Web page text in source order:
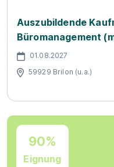
Auszubildende
Büromanagement
01.08.2027
59929 Brilon (u.a.)
90%
Eignung